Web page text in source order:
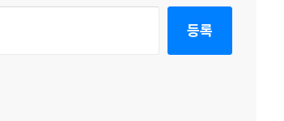
등록